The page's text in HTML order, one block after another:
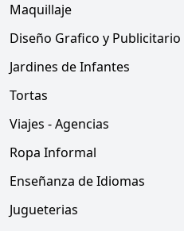
Maquillaje
Diseño Grafico y Publicitario
Jardines de Infantes
Tortas
Viajes - Agencias
Ropa Informal
Enseñanza de Idiomas
Jugueterias